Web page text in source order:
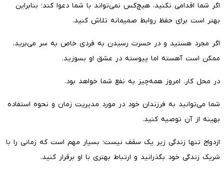
اگر شما اقدامی نکنید، هیچ‌کس نمی‌تواند با شما دعوا کند؛ بنابراین
بهتر است برای حفظ روابط صمیمانه تلاش کنید.
اگر مجرد هستید و در حسرت رسیدن به فردی خاص به سر می‌برید،
ممکن است آهسته اما پیوسته در عشق او بسوزید.
در محل کار، امروز همه‌چیز به نفع شما خواهد بود.
شما می‌توانید به فرزندان خود در مورد مدیریت زمان و نحوه استفاده
بهینه از آن توصیه کنید.
ازدواج تنها زندگی زیر یک سقف نیست؛ بسیار مهم است که زمانی را با
شریک زندگی خود بگذرانید و ارتباط بهتری با او برقرار کنید.